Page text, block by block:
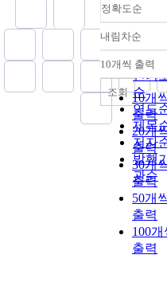
정확도순
정확
순
인기
순
연도
제목
저자
발행
관순
내림차순
내림
10개씩 출력
10개
출력
20개
출력
30개
출력
50개
출력
100개
출력
조회